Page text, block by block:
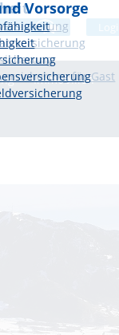
chat
Immobilienfür Gast
Vorsorge